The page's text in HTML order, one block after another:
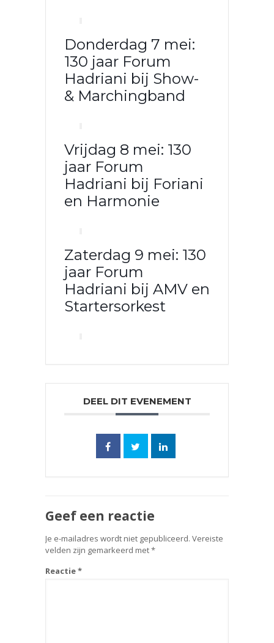
Donderdag 7 mei:
130 jaar Forum
Hadriani bij Show-
& Marchingband
Vrijdag 8 mei: 130
jaar Forum
Hadriani bij Foriani
en Harmonie
Zaterdag 9 mei: 130
jaar Forum
Hadriani bij AMV en
Startersorkest
DEEL DIT EVENEMENT
Geef een reactie
Je e-mailadres wordt niet gepubliceerd. Vereiste
velden zijn gemarkeerd met*
Reactie*